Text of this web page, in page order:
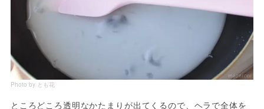
Photo by とも花
ところどころ透明なかたまりが出てくるので、ヘラで全体を